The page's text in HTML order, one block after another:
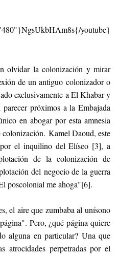
youtube}
olvidar la colonización y mirar
de un antiguo colonizador o
exclusivamente a El Khabar y
próximos a la Embajada
en abogar por esta amnesia
Kamel Daoud, este
el inquilino del Elíseo [3], a
de la colonización de
del negocio de la guerra
poscolonial me ahoga"[6].
el aire que zumbaba al unísono
Pero, ¿qué página quiere
alguna en particular? Una que
atrocidades perpetradas por el